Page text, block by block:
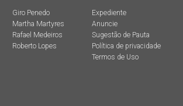
Giro Penedo
Martha Martyres
Rafael Medeiros
Roberto Lopes
Expediente
Anuncie
Sugestão de Pauta
Política de privacidade
Termos de Uso